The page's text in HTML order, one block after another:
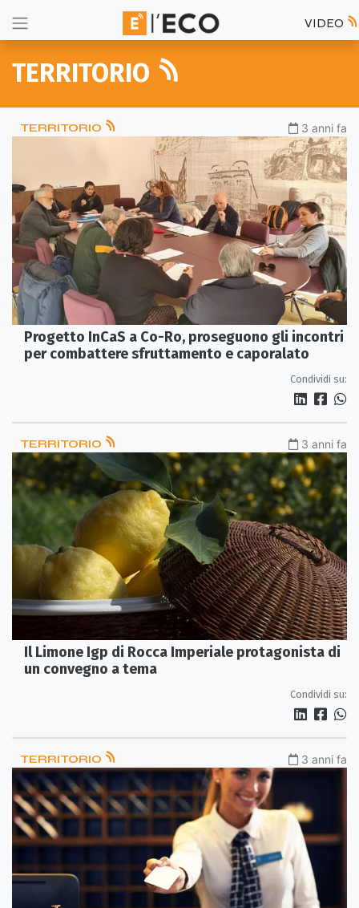
VIDEO
TERRITORIO
TERRITORIO 3 anni fa
Progetto InCaS a Co-Ro, proseguono gli incontri
per combattere sfruttamento e caporalato
Condividi su:
TERRITORIO 3 anni fa
Il Limone Igp di Rocca Imperiale protagonista di
un convegno a tema
Condividi su:
TERRITORIO 3 anni fa